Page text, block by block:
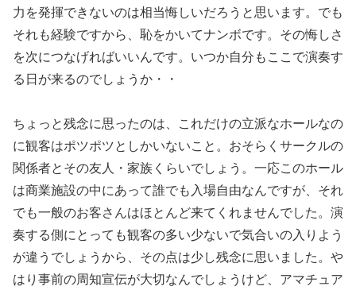
力を発揮できないのは相当悔しいだろうと思います。でも
それも経験ですから、恥をかいてナンボです。その悔しさ
を次につなげればいいんです。いつか自分もここで演奏す
る日が来るのでしょうか・・
ちょっと残念に思ったのは、これだけの立派なホールなの
に観客はポツポツとしかいないこと。おそらくサークルの
関係者とその友人・家族くらいでしょう。一応このホール
は商業施設の中にあって誰でも入場自由なんですが、それ
でも一般のお客さんはほとんど来てくれませんでした。演
奏する側にとっても観客の多い少ないで気合いの入りよう
が違うでしょうから、その点は少し残念に思いました。や
はり事前の周知宣伝が大切なんでしょうけど、アマチュア